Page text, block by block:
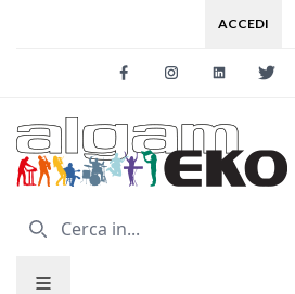
ACCEDI
FacebookInstagram